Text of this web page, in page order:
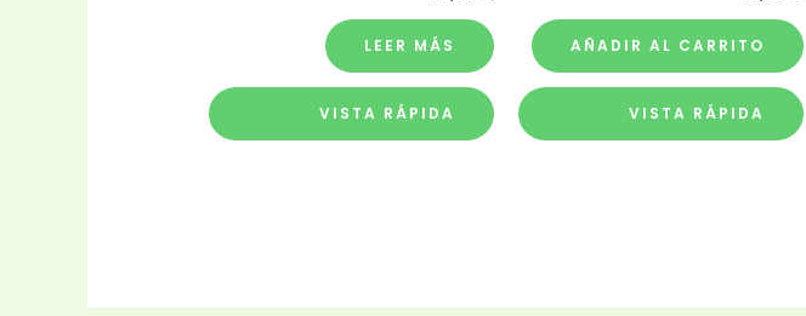
LEER MÁS
VISTA RÁPIDA
AÑADIR AL CARRITO
VISTA RÁPIDA